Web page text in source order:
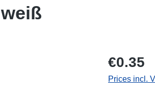
Regular price:
€0.35
Prices incl.